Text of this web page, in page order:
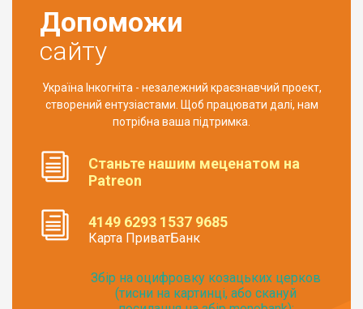
Допоможи
сайту
Україна Інкогніта - незалежний краєзнавчий проект,
створений ентузіастами. Щоб працювати далі, нам
потрібна ваша підтримка.
Станьте нашим меценатом на
Patreon
4149 6293 1537 9685
Карта ПриватБанк
Збір на оцифровку козацьких церков
(тисни на картинці, або скануй